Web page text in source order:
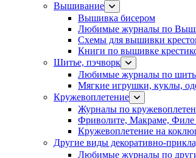
Вышивание
Вышивка бисером
Любимые журналы по
Схемы для вышивки
Книги по вышивке
Шитье, пэчворк
Любимые журналы по
Мягкие игрушки, куклы,
Кружевоплетение
Журналы по
Фриволите, Макраме,
Кружевоплетение на
Другие виды декоративно-
Любимые журналы по